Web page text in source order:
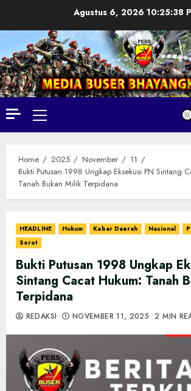
Agustus 6, 2026 10:25:40
Primary
Menu
Home 2025 November
11
Bukti Putusan 1998 Ungkap Eksekusi PN Sintang
Tanah Bukan Milik Terpidana
HEADLINE Hukum Kabar Daerah Nasional
Sorot
Bukti Putusan 1998 Ungkap
Sintang Cacat Hukum: Tanah
Terpidana
REDAKSI NOVEMBER 11, 2025 2 MIN